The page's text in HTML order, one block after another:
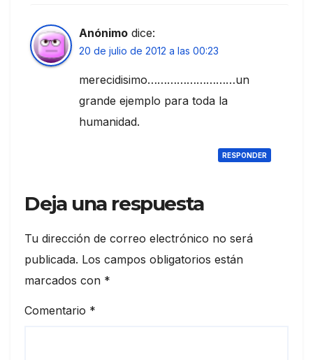
Anónimo dice:
20 de julio de 2012 a las 00:23
merecidisimo………………………un
grande ejemplo para toda la
humanidad.
RESPONDER
Deja una respuesta
Tu dirección de correo electrónico no será
publicada. Los campos obligatorios están
marcados con *
Comentario *